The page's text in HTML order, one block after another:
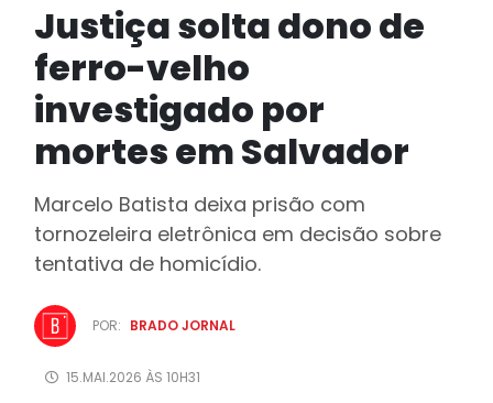
Justiça solta dono de
ferro-velho
investigado por
mortes em Salvador
Marcelo Batista deixa prisão com
tornozeleira eletrônica em decisão sobre
tentativa de homicídio.
POR: BRADO JORNAL
15.MAI.2026 ÀS 10H31